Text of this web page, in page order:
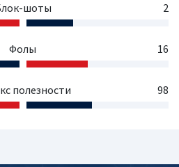
шоты 2
Фолы 16
полезности 98